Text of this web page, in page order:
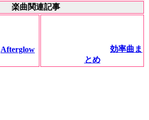
楽曲関連記事
Afterglow
効率曲ま
とめ